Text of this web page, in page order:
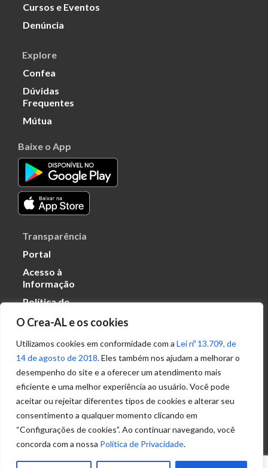
O Crea-AL e os cookies
Utilizamos cookies em conformidade com a Lei nº 13.709, de
14 de agosto de 2018. Eles também nos ajudam a melhorar o
desempenho do site e a oferecer um atendimento mais
eficiente e uma melhor experiência ao usuário. Você pode
aceitar ou rejeitar diferentes tipos de cookies e alterar seu
consentimento a qualquer momento clicando em
“Configurações de cookies”. Ao continuar navegando, você
concorda com a nossa Política de Privacidade.
Cursos e Eventos
Denúncia
Explore
Confea
Dúvidas
Frequentes
Mútua
Baixe o App
Transparência
Portal
Acesso à
Informação
Política de
Dados
Ouvidoria
(82) 2123 0864
ouvidoria@crea-al.org.br
Fale Conosco
(82) 2123 0866